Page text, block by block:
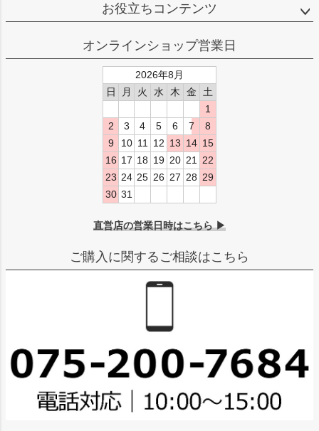
お役立ちコンテンツ
オンラインショップ営業日
2026年8月
日
月 火 水 木 金
土
1
2
3 4 5 6 7
8
9
10 11 12 13 14 15
16 17 18 19 20 21
22
23 24 25 26 27 28 29
30 31
直営店の営業日時はこちら ▶
ご購入に関するご相談はこちら